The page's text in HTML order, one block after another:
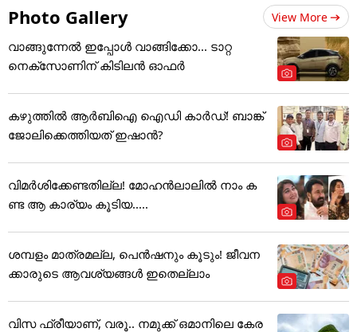
Photo Gallery View More
വാങ്ങുന്നേൽ ഇപ്പോൾ വാങ്ങിക്കോ... ടാറ്റ
നെക്സോണിന് കിടിലൻ ഓഫർ
കഴുത്തില്‍ ആര്‍ബിഐ ഐഡി കാര്‍ഡ്! ബാങ്ക്
ജോലിക്കെത്തിയത് ഇഷാന്‍?
വിമർശിക്കേണ്ടതില്ല! മോഹൻലാലിൽ നാം ക
ണ്ട ആ കാര്യം കൂടിയ.....
ശമ്പളം മാത്രമല്ല, പെൻഷനും കൂടും! ജീവന
ക്കാരുടെ ആവശ്യങ്ങൾ ഇതെല്ലാം
വിസ ഫ്രീയാണ്, വരൂ.. നമുക്ക് ഒമാനിലെ കേര